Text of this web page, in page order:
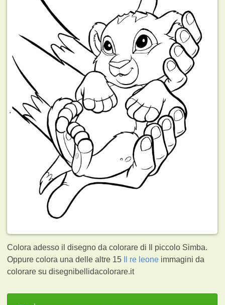
Colora adesso il disegno da colorare di Il piccolo Simba.
Oppure colora una delle altre 15
Il re leone immagini da
colorare su disegnibellidacolorare.it